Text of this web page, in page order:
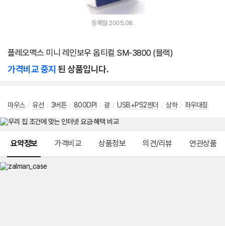
등록월 2005.08.
플레오맥스 미니 레인보우 옵티컬 SM-3800 (블랙)
가격비교 중지 된 상품입니다.
마우스 / 유선 / 3버튼 / 800DPI / 광 / USB+PS2젠더 / 상하 / 좌우대칭
요약정보 가격비교 상품정보 의견/리뷰 연관상품